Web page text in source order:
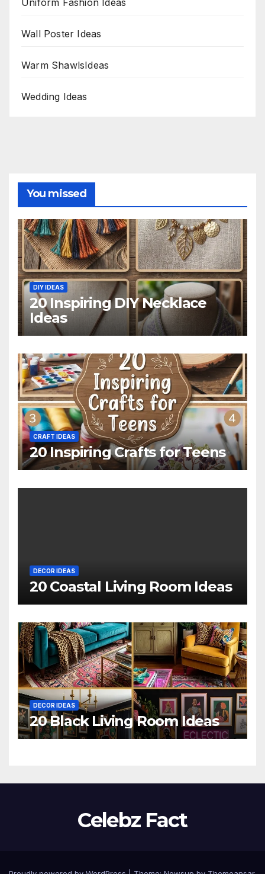
Wall Poster Ideas
Warm ShawlsIdeas
Wedding Ideas
You missed
DIY IDEAS
20 Inspiring DIY Necklace
Ideas
CRAFT IDEAS
20 Inspiring Crafts for Teens
DECOR IDEAS
20 Coastal Living Room Ideas
DECOR IDEAS
20 Black Living Room Ideas
Celebz Fact